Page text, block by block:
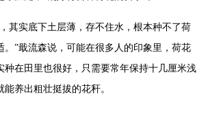
其实底下土层薄，存不住水，根本种不了荷
。”戢流森说，可能在很多人的印象里，荷花
种在田里也很好，只需要常年保持十几厘米浅
养出粗壮挺拔的花秆。